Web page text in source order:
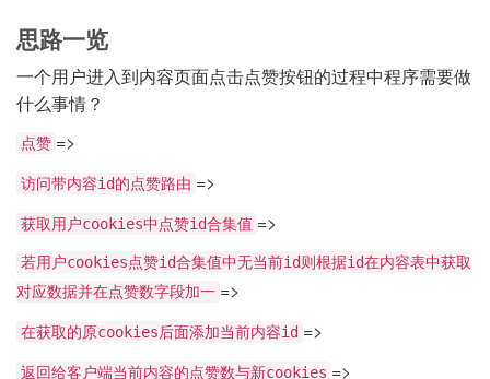
思路一览
一个用户进入到内容页面点击点赞按钮的过程中程序需要做
什么事情？
点赞 =>
访问带内容id的点赞路由 =>
获取用户cookies中点赞id合集值 =>
若用户cookies点赞id合集值中无当前id则根据id在内容表中获取
对应数据并在点赞数字段加一 =>
在获取的原cookies后面添加当前内容id =>
返回给客户端当前内容的点赞数与新cookies =>